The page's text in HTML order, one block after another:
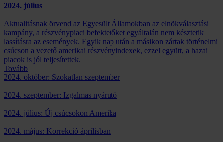
2024. július
Aktualitásnak örvend az Egyesült Államokban az elnökválasztási
kampány, a részvénypiaci befektetőket egyáltalán nem késztetik
lassításra az események. Egyik nap után a másikon zártak történelmi
csúcson a vezető amerikai részvényindexek, ezzel együtt, a hazai
piacok is jól teljesítettek.
Tovább
2024. október: Szokatlan szeptember
2024. szeptember: Izgalmas nyárutó
2024. július: Új csúcsokon Amerika
2024. május: Korrekció áprilisban